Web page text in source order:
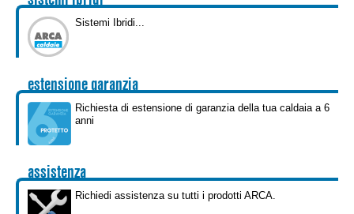
Kit idraulici
Scaldacqua
RO
ES
DE
Sistemi Ibridi...
estensione garanzia
Richiesta di estensione di garanzia della tua caldaia a 6
anni
assistenza
Richiedi assistenza su tutti i prodotti ARCA.